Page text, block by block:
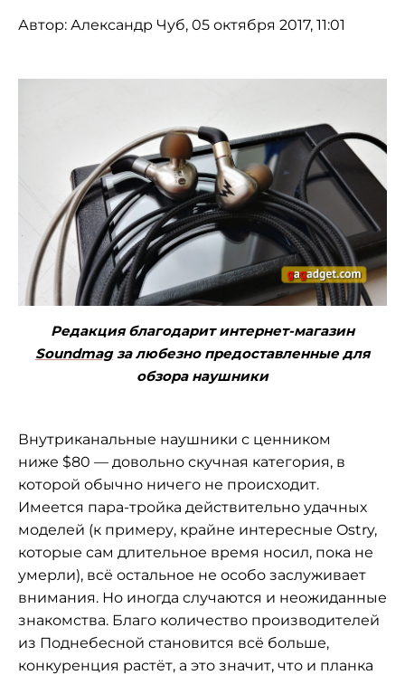
Автор: Александр Чуб, 05 октября 2017, 11:01
Редакция благодарит интернет-магазин
Soundmagза любезно предоставленные для
обзора наушники
Внутриканальные наушники с ценником
ниже $80 — довольно скучная категория, в
которой обычно ничего не происходит.
Имеется пара-тройка действительно удачных
моделей (к примеру, крайне интересные Ostry,
которые сам длительное время носил, пока не
умерли), всё остальное не особо заслуживает
внимания. Но иногда случаются и неожиданные
знакомства. Благо количество производителей
из Поднебесной становится всё больше,
конкуренция растёт, а это значит, что и планка